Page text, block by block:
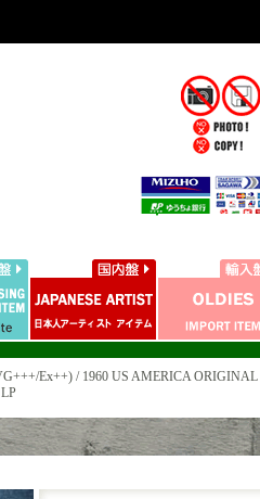
Ex++) / 1960 US AMERICA